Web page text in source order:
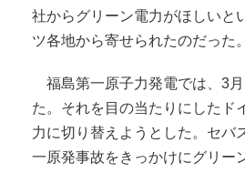
社からグリーン電力がほしいと
ツ各地から寄せられたのだった。
福島第一原子力発電では、3
た。それを目の当たりにしたド
力に切り替えようとした。セバ
一原発事故をきっかけにグリー